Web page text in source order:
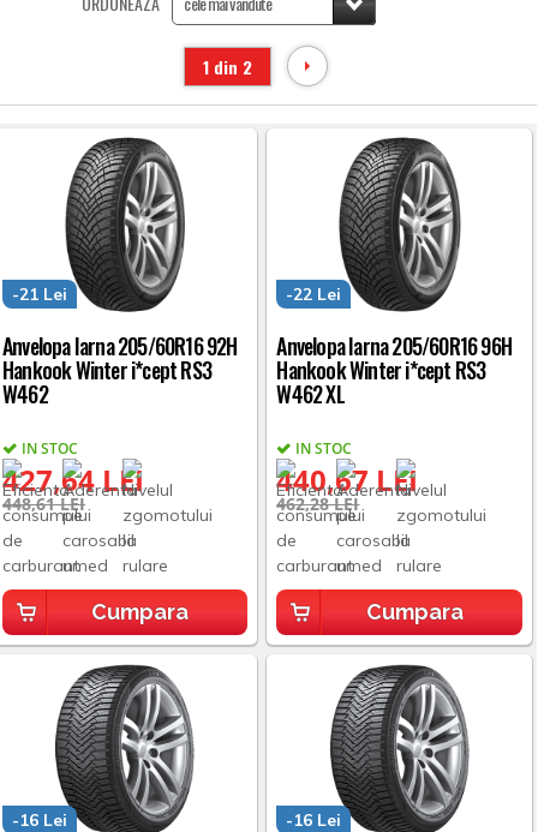
1 din 2
Anvelopa Iarna 205/60R16 92H
Hankook Winter i*cept RS3
W462
IN STOC
427,64 LEI
-21 Lei
448,61 LEI
Cumpara
Anvelopa Iarna 205/60R16 96H
Hankook Winter i*cept RS3
W462 XL
IN STOC
440,67 LEI
-22 Lei
462,28 LEI
Cumpara
-16 Lei -16 Lei